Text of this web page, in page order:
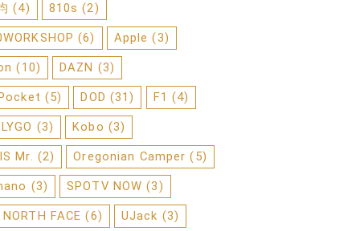
(4) 810s (2)
(6) Apple (3)
(10) DAZN (3)
(5) DOD (31) F1 (4)
(3) Kobo (3)
Mr. (2) Oregonian Camper (5)
(3) SPOTV NOW (3)
FACE (6) UJack (3)